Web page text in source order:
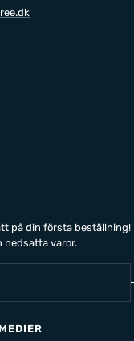
på din första beställning!
nedsatta varor.